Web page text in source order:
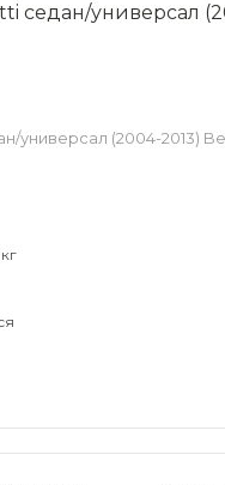
седан/универсал
(2004-2013)